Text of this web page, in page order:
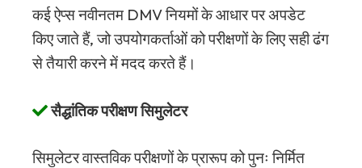
कई ऐप्स नवीनतम DMV नियमों के आधार पर अपडेट
किए जाते हैं, जो उपयोगकर्ताओं को परीक्षणों के लिए सही ढंग
से तैयारी करने में मदद करते हैं।
सैद्धांतिक परीक्षण सिमुलेटर
सिमुलेटर वास्तविक परीक्षणों के प्रारूप को पुनः निर्मित